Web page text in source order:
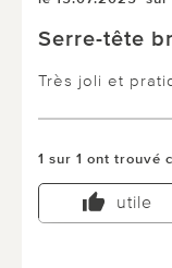
Serre-tête
Très joli et
1 sur 1 ont trouvé
utile